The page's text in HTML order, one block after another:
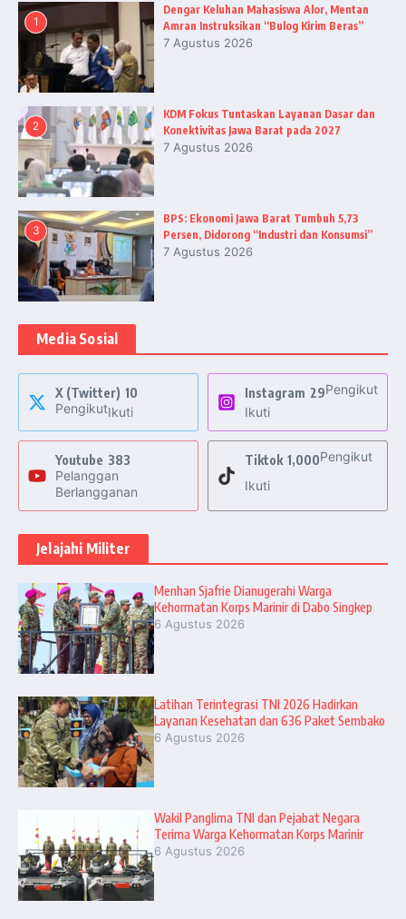
1
Dengar Keluhan Mahasiswa Alor, Mentan
Amran Instruksikan “Bulog Kirim Beras”
7 Agustus 2026
2
KDM Fokus Tuntaskan Layanan Dasar dan
Konektivitas Jawa Barat pada 2027
7 Agustus 2026
3
BPS: Ekonomi Jawa Barat Tumbuh 5,73
Persen, Didorong “Industri dan Konsumsi”
7 Agustus 2026
Media Sosial
X (Twitter) 10
PengikutIkuti
Instagram 29Pengikut
Ikuti
Youtube 383
Pelanggan
Berlangganan
Tiktok 1,000Pengikut
Ikuti
Jelajahi Militer
Menhan Sjafrie Dianugerahi Warga
Kehormatan Korps Marinir di Dabo Singkep
6 Agustus 2026
Latihan Terintegrasi TNI 2026 Hadirkan
Layanan Kesehatan dan 636 Paket Sembako
6 Agustus 2026
Wakil Panglima TNI dan Pejabat Negara
Terima Warga Kehormatan Korps Marinir
6 Agustus 2026